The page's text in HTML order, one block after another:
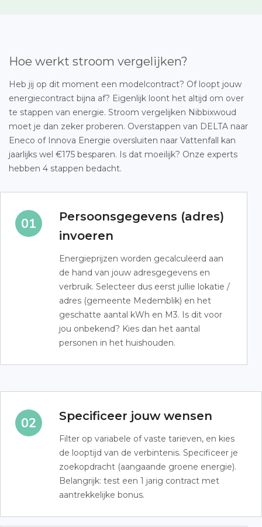
Hoe werkt stroom vergelijken?
Heb jij op dit moment een modelcontract? Of loopt jouw
energiecontract bijna af? Eigenlijk loont het altijd om over
te stappen van energie. Stroom vergelijken Nibbixwoud
moet je dan zeker proberen. Overstappen van DELTA naar
Eneco of Innova Energie oversluiten naar Vattenfall kan
jaarlijks wel €175 besparen. Is dat moeilijk? Onze experts
hebben 4 stappen bedacht.
Persoonsgegevens (adres)
invoeren
Energieprijzen worden gecalculeerd aan
de hand van jouw adresgegevens en
verbruik. Selecteer dus eerst jullie lokatie /
adres (gemeente Medemblik) en het
geschatte aantal kWh en M3. Is dit voor
jou onbekend? Kies dan het aantal
personen in het huishouden.
Specificeer jouw wensen
Filter op variabele of vaste tarieven, en kies
de looptijd van de verbintenis. Specificeer je
zoekopdracht (aangaande groene energie).
Belangrijk: test een 1 jarig contract met
aantrekkelijke bonus.